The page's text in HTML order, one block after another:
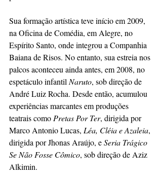
Sua formação artística teve início em 2009,
na Oficina de Comédia, em Alegre, no
Espírito Santo, onde integrou a Companhia
Baiana de Risos. No entanto, sua estreia nos
palcos aconteceu ainda antes, em 2008, no
espetáculo infantil Naruto, sob direção de
André Luiz Rocha. Desde então, acumulou
experiências marcantes em produções
teatrais como Pretas Por Ter, dirigida por
Marco Antonio Lucas, Léa, Cléia e Azaleia,
dirigida por Jhonas Araújo, e Seria Trágico
Se Não Fosse Cômico, sob direção de Aziz
Alkimin.